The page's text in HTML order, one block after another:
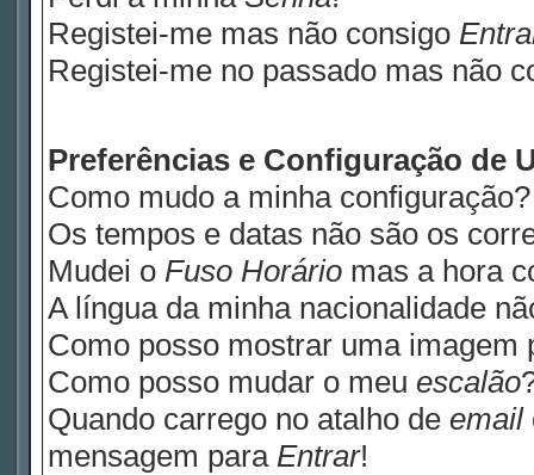
Registei-me mas não consigo
Registei-me no passado mas não
Preferências e Configuração de
Como mudo a minha configuração?
Os tempos e datas não são os
Mudei o Fuso Horário mas a hora
A língua da minha nacionalidade
Como posso mostrar uma
Como posso mudar o meu escalão
Quando carrego no atalho de email
mensagem para Entrar!